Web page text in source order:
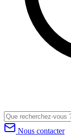
Nous contacter